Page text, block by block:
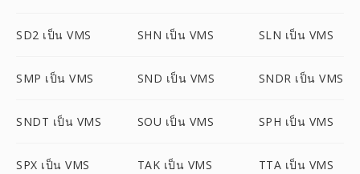
SD2 เป็น VMS SHN เป็น VMS SLN เป็น VMS
SMP เป็น VMS SND เป็น VMS SNDR เป็น VMS
SNDT เป็น VMS SOU เป็น VMS SPH เป็น VMS
SPX เป็น VMS TAK เป็น VMS TTA เป็น VMS